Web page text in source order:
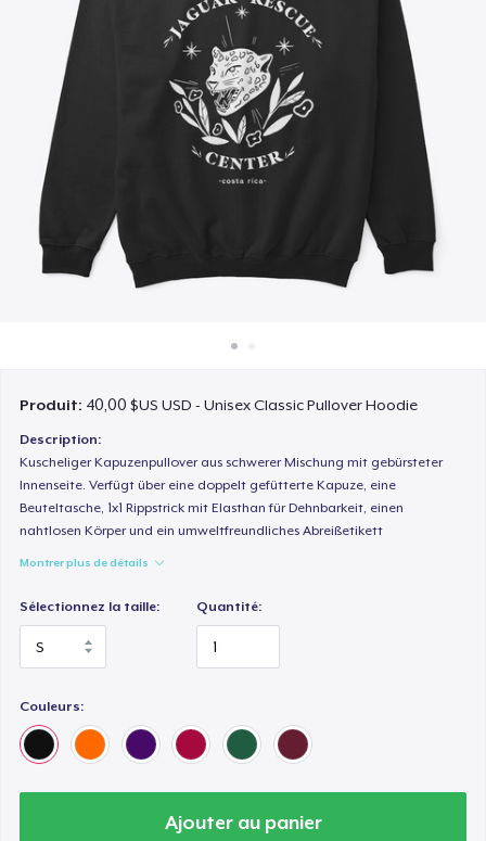
Vendez partout
Vendre n'importe quoi
Produit: 40,00 $US USD - Unisex Classic Pullover Hoodie
Description:
Kuscheliger Kapuzenpullover aus schwerer Mischung mit gebürsteter
Innenseite. Verfügt über eine doppelt gefütterte Kapuze, eine
Beuteltasche, 1x1 Rippstrick mit Elasthan für Dehnbarkeit, einen
nahtlosen Körper und ein umweltfreundliches Abreißetikett
Montrer plus de détails
Sélectionnez la taille: Quantité:
Couleurs:
Ajouter au panier